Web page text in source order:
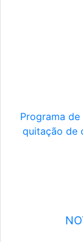
Programa
quitação de